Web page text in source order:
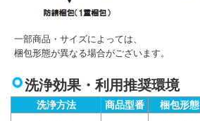
一部商品・サイズによっては、
梱包形態が異なる場合がございます。
洗浄効果・利用推奨環境
洗浄方法 商品型番 梱包形態